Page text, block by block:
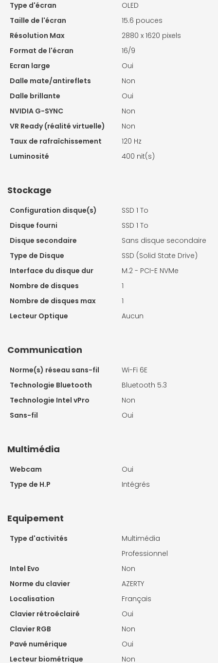
Type d'écran
OLED
Taille de l'écran
15.6 pouces
Résolution Max
2880 x 1620 pixels
Format de l'écran
16/9
Ecran large
Oui
Dalle mate/antireflets
Non
Dalle brillante
Oui
NVIDIA G-SYNC
Non
VR Ready (réalité virtuelle)
Non
Taux de rafraîchissement
120 Hz
Luminosité
400 nit(s)
Stockage
Configuration disque(s)
SSD 1 To
Disque fourni
SSD 1 To
Disque secondaire
Sans disque secondaire
Type de Disque
SSD (Solid State Drive)
Interface du disque dur
M.2 - PCI-E NVMe
Nombre de disques
1
Nombre de disques max
1
Lecteur Optique
Aucun
Communication
Norme(s) réseau sans-fil
Wi-Fi 6E
Technologie Bluetooth
Bluetooth 5.3
Technologie Intel vPro
Non
Sans-fil
Oui
Multimédia
Webcam
Oui
Type de H.P
Intégrés
Equipement
Type d'activités
Multimédia
Professionnel
Intel Evo
Non
Norme du clavier
AZERTY
Localisation
Français
Clavier rétroéclairé
Oui
Clavier RGB
Non
Pavé numérique
Oui
Lecteur biométrique
Non